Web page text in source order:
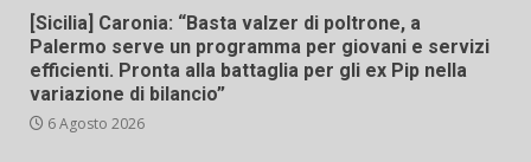
[Sicilia] Caronia: “Basta valzer di poltrone, a
Palermo serve un programma per giovani e servizi
efficienti. Pronta alla battaglia per gli ex Pip nella
variazione di bilancio”
6 Agosto 2026